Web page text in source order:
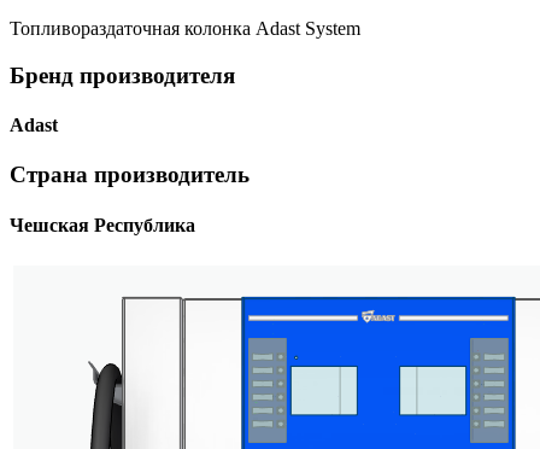
Топливораздаточная колонка Adast System
Бренд производителя
Adast
Страна производитель
Чешская Республика